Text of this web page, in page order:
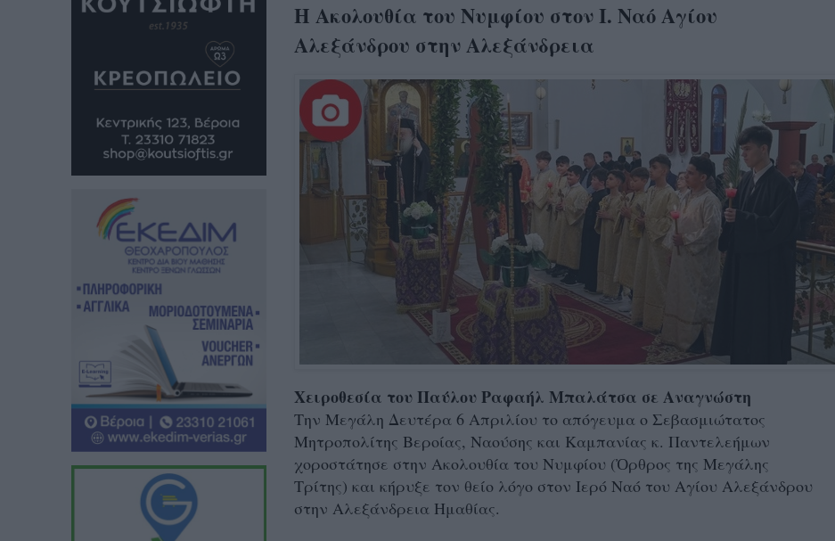
Η Ακολουθία του Νυμφίου στον Ι. Ναό Αγίου
Αλεξάνδρου στην Αλεξάνδρεια
Χειροθεσία του Παύλου Ραφαήλ Μπαλάτσα σε Αναγνώστη
Την Μεγάλη Δευτέρα 6 Απριλίου το απόγευμα ο Σεβασμιώτατος
Μητροπολίτης Βεροίας, Ναούσης και Καμπανίας κ. Παντελεήμων
χοροστάτησε στην Ακολουθία του Νυμφίου (Ὀρθρος της Μεγάλης
Τρίτης) και κήρυξε τον θείο λόγο στον Ιερό Ναό του Αγίου Αλεξάνδρου
στην Αλεξάνδρεια Ημαθίας.